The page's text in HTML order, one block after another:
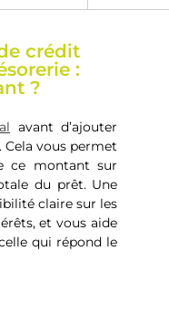
crédit
:
?
avant d’ajouter
Cela vous permet
ce montant sur
du prêt. Une
claire sur les
et vous aide
qui répond le